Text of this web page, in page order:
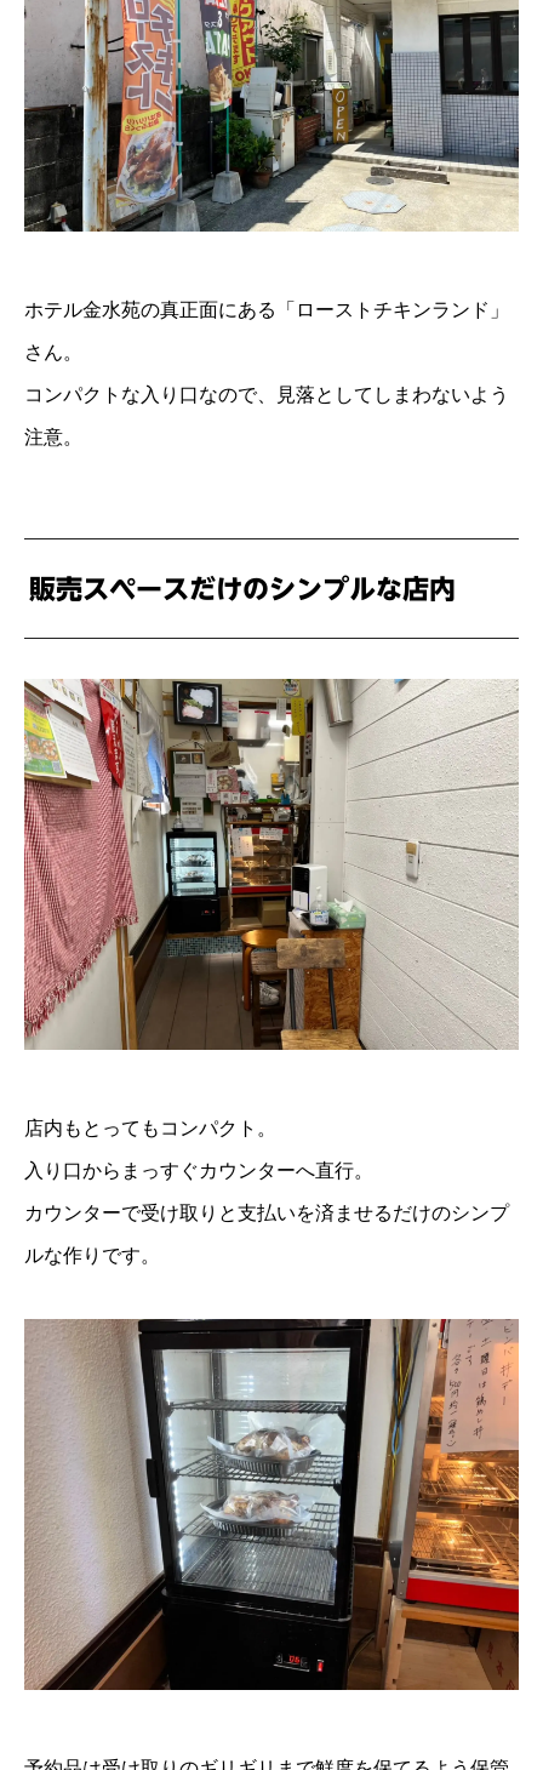
ホテル金水苑の真正面にある「ローストチキンランド」
さん。
コンパクトな入り口なので、見落としてしまわないよう
注意。
販売スペースだけのシンプルな店内
店内もとってもコンパクト。
入り口からまっすぐカウンターへ直行。
カウンターで受け取りと支払いを済ませるだけのシンプ
ルな作りです。